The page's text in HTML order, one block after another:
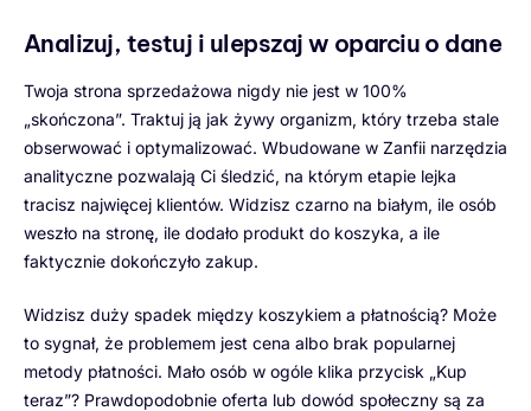
Analizuj, testuj i ulepszaj w oparciu o dane
Twoja strona sprzedażowa nigdy nie jest w 100%
„skończona”. Traktuj ją jak żywy organizm, który trzeba stale
obserwować i optymalizować. Wbudowane w Zanfii narzędzia
analityczne pozwalają Ci śledzić, na którym etapie lejka
tracisz najwięcej klientów. Widzisz czarno na białym, ile osób
weszło na stronę, ile dodało produkt do koszyka, a ile
faktycznie dokończyło zakup.
Widzisz duży spadek między koszykiem a płatnością? Może
to sygnał, że problemem jest cena albo brak popularnej
metody płatności. Mało osób w ogóle klika przycisk „Kup
teraz”? Prawdopodobnie oferta lub dowód społeczny są za